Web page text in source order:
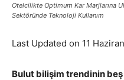
Otelcilikte Optimum Kar Marjlarına
Sektöründe Teknoloji Kullanım
Last Updated on 11
Bulut bilişim trendinin beş